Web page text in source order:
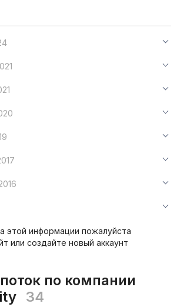
***
***
***
***
***
***
***
этой информации пожалуйста
или создайте новый аккаунт
по компании
34